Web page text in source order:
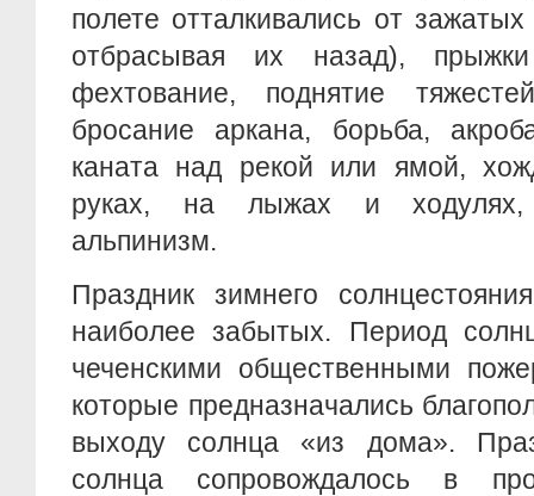
полете отталкивались от
отбрасывая их назад),
фехтование, поднятие
бросание аркана, борьба,
каната над рекой или ямой,
руках, на лыжах и ходулях,
альпинизм.
Праздник зимнего
наиболее забытых. Период
чеченскими общественными
которые предназначались
выходу солнца «из дома».
солнца сопровождалось в